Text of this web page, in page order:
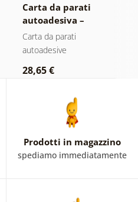
Carta da parati
autoadesiva –
Foresta nella
nebbia
Carta da parati
autoadesive
28,65 €
Prodotti in magazzino
spediamo immediatamente